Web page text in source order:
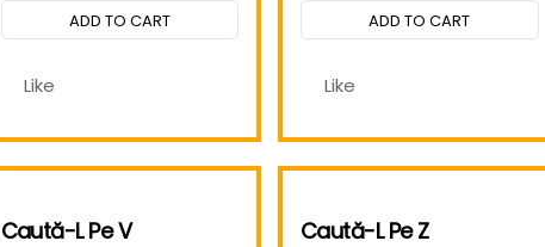
of
5
ADD TO CART
Like
of
5
ADD TO CART
Like
Caută-L Pe V Caută-L Pe Z